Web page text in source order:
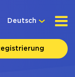
Deutsch